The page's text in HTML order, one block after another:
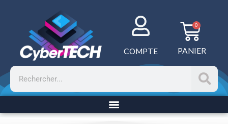
COMPTE
0
PANIER
Rechercher